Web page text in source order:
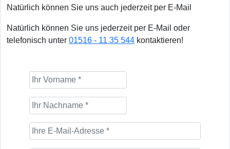
Natürlich können Sie uns auch jederzeit per E-Mail
Natürlich können Sie uns jederzeit per E-Mail oder
telefonisch unter 01516 - 11 35 544 kontaktieren!